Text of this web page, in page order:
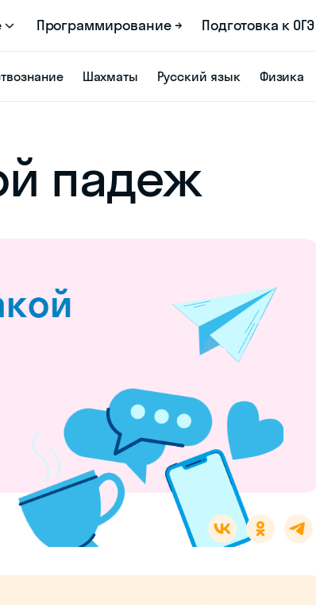
Программирование → Подготовка к
Шахматы Русский язык Физика
падеж